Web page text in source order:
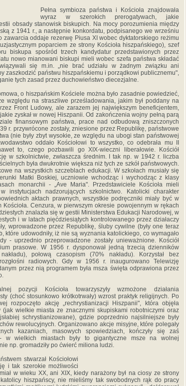
Pełna symbioza państwa i Kościoła znajdowała
wyraz w szerokich prerogatywach, jakie
obsady stanowisk biskupich. Na mocy porozumienia między
z 1941 r., a następnie konkordatu, podpisanego we wrześniu
zawarcia oddaje rezerwę Piusa XI wobec dyktatorskiego reżimu
poparciem ze strony Kościoła hiszpańskiego), szef
biskupa spośród trzech kandydatur przedstawionych przez
nowo mianowani biskupi mieli wobec szefa państwa składać
się m.in. „nie brać udziału w żadnym związku ani
zaszkodzić państwu hiszpańskiemu i porządkowi publicznemu",
tych zasad przez duchowieństwo diecezjalne.
o hiszpańskim Kościele można było zasadnie powiedzieć,
względu na straszliwe prześladowania, jakim był poddany na
Front Ludowy, ale zarazem jej największym beneficjentem,
zyskał w nowej Hiszpanii. Od zakończenia wojny pełną parą
finansowym państwa, prace nad odbudową zniszczonych
r. przywrócone zostały, zniesione przez Republikę, państwowe
(nie były zbyt wysokie, ze względu na ubogi stan państwowej
oddało Kościołowi to wszystko, co odebrała mu II
to, czego pozbawili go XIX-wieczni liberałowie. Kościół
w szkolnictwie, zwłaszcza średnim. I tak np. w 1942 r. liczba
była dwukrotnie większa niż tych ze szkół państwowych.
na wszystkich szczeblach edukacji. W szkołach musiały się
Matki Boskiej, uczniowie wchodząc i wychodząc z klasy
monarchii - „Ave Maria". Przedstawiciele Kościoła mieli
instytucjach nadzorujących szkolnictwo. Katolicki charakter
aktach prawnych, wszystkie podręczniki miały być w
Kościoła. Cenzura, w pierwszym okresie powojennym w rękach
znalazła się w gestii Ministerstwa Edukacji Narodowej, w
i w latach pięćdziesiątych kontrolowanego przez działaczy
wprowadzone przez Republikę, śluby cywilne (były one teraz
które udowodniły, iż nie są wyznania katolickiego, co wymagało
- uprzednio przeprowadzone zostały unieważnione. Kościół
prasowe. W 1956 r. dysponował jedną trzecią dzienników
połową czasopism (70% nakładu). Korzystał bez
radiowych. Gdy w 1956 r. inaugurowano Telewizję
przez nią programem była msza święta odprawiona przez
pozycji Kościoła towarzyszyły wzmożone działania
(choć stosunkowo krótkotrwały) wzrost praktyk religijnych. Po
rozpoczęto akcję „rechrystianizacji Hiszpanii", która objęła
(jak wielkie miasta ze znacznymi skupiskami robotniczymi oraz
schrystianizowane), gdzie poprzednio najsilniejsze były
rewolucyjnych. Organizowano akcje misyjne, które polegały
kazaniach, masowych spowiedziach, kończyły się zaś
w wielkich miastach były to gigantyczne msze na wolnej
np. gromadziły po ćwierć miliona ludzi.
stwarzał Kościołowi
i tak szerokie możliwości
w wieku XX, ani XIX, kiedy narażony był na ciosy ze strony
katolicy hiszpańscy, nie mieliśmy tak swobodnych rąk do pracy